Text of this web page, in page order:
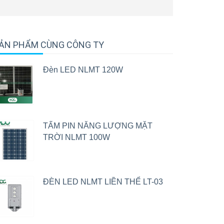
PHẨM CÙNG CÔNG TY
Đèn LED NLMT 120W
TẤM PIN NĂNG LƯỢNG MẶT
TRỜI NLMT 100W
ĐÈN LED NLMT LIỀN THỂ LT-03